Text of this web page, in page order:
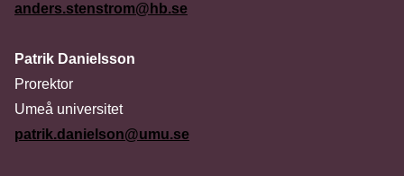
anders.stenstrom@hb.se
Patrik Danielsson
Prorektor
Umeå universitet
patrik.danielson@umu.se